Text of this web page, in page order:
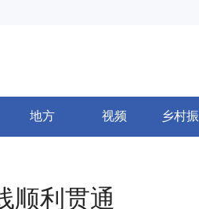
地方 视频 乡村
顺利贯通